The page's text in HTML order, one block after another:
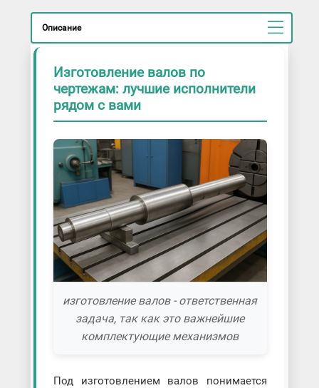
Изготовление шлицевых валов
Производство анилоксовых валов
Производство щеточных валов
Описание
Изготовление валов по
чертежам: лучшие исполнители
рядом с вами
изготовление валов - ответственная
задача, так как это важнейшие
комплектующие механизмов
Под изготовлением валов понимается